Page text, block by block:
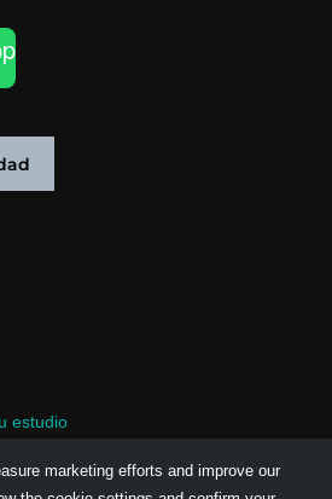
estudio
marketing efforts and improve our